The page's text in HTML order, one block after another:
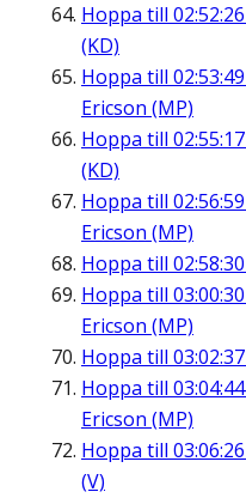
Hoppa till 02:52:26
(KD)
Hoppa till 02:53:49
Ericson (MP)
Hoppa till 02:55:17
(KD)
Hoppa till 02:56:59
Ericson (MP)
Hoppa till 02:58:30
Hoppa till 03:00:30
Ericson (MP)
Hoppa till 03:02:37
Hoppa till 03:04:44
Ericson (MP)
Hoppa till 03:06:26
(V)